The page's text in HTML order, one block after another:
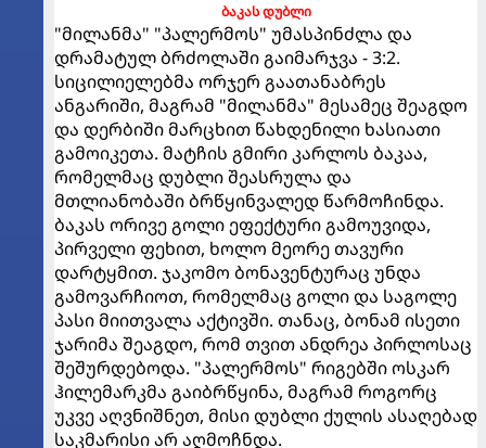
ბაკას დუბლი
"მილანმა" "პალერმოს" უმასპინძლა და
დრამატულ ბრძოლაში გაიმარჯვა - 3:2.
სიცილიელებმა ორჯერ გაათანაბრეს
ანგარიში, მაგრამ "მილანმა" მესამეც შეაგდო
და დერბიში მარცხით წახდენილი ხასიათი
გამოიკეთა. მატჩის გმირი კარლოს ბაკაა,
რომელმაც დუბლი შეასრულა და
მთლიანობაში ბრწყინვალედ წარმოჩინდა.
ბაკას ორივე გოლი ეფექტური გამოუვიდა,
პირველი ფეხით, ხოლო მეორე თავური
დარტყმით. ჯაკომო ბონავენტურაც უნდა
გამოვარჩიოთ, რომელმაც გოლი და საგოლე
პასი მიითვალა აქტივში. თანაც, ბონამ ისეთი
ჯარიმა შეაგდო, რომ თვით ანდრეა პირლოსაც
შეშურდებოდა. "პალერმოს" რიგებში ოსკარ
ჰილემარკმა გაიბრწყინა, მაგრამ როგორც
უკვე აღვნიშნეთ, მისი დუბლი ქულის ასაღებად
საკმარისი არ აღმოჩნდა.